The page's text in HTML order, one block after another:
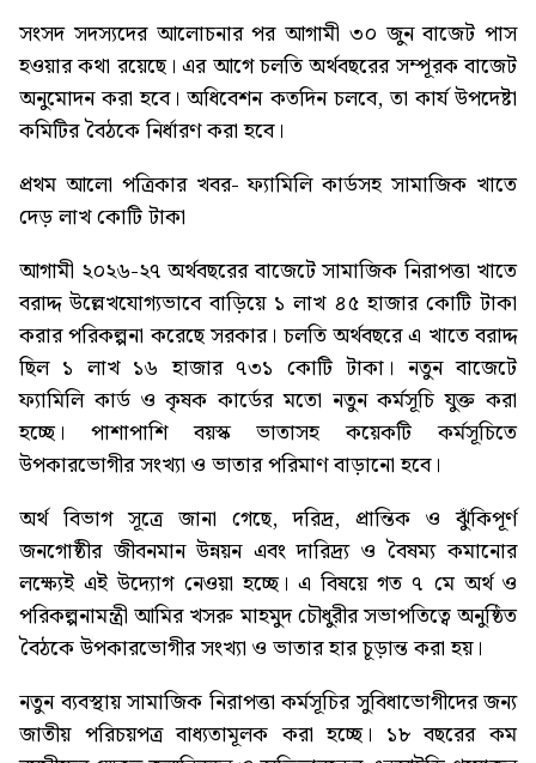
সংসদ সদস্যদের আলোচনার পর আগামী ৩০ জুন বাজেট পাস
হওয়ার কথা রয়েছে। এর আগে চলতি অর্থবছরের সম্পূরক বাজেট
অনুমোদন করা হবে। অধিবেশন কতদিন চলবে, তা কার্য উপদেষ্টা
কমিটির বৈঠকে নির্ধারণ করা হবে।
প্রথম আলো পত্রিকার খবর-ফ্যামিলি কার্ডসহ সামাজিক খাতে
দেড় লাখ কোটি টাকা
আগামী ২০২৬-২৭ অর্থবছরের বাজেটে সামাজিক নিরাপত্তা খাতে
বরাদ্দ উল্লেখযোগ্যভাবে বাড়িয়ে ১ লাখ ৪৫ হাজার কোটি টাকা
করার পরিকল্পনা করেছে সরকার। চলতি অর্থবছরে এ খাতে বরাদ্দ
ছিল ১ লাখ ১৬ হাজার ৭৩১ কোটি টাকা। নতুন বাজেটে
ফ্যামিলি কার্ড ও কৃষক কার্ডের মতো নতুন কর্মসূচি যুক্ত করা
হচ্ছে। পাশাপাশি বয়স্ক ভাতাসহ কয়েকটি কর্মসূচিতে
উপকারভোগীর সংখ্যা ও ভাতার পরিমাণ বাড়ানো হবে।
অর্থ বিভাগ সূত্রে জানা গেছে, দরিদ্র, প্রান্তিক ও ঝুঁকিপূর্ণ
জনগোষ্ঠীর জীবনমান উন্নয়ন এবং দারিদ্র্য ও বৈষম্য কমানোর
লক্ষ্যেই এই উদ্যোগ নেওয়া হচ্ছে। এ বিষয়ে গত ৭ মে অর্থ ও
পরিকল্পনামন্ত্রী আমির খসরু মাহমুদ চৌধুরীর সভাপতিত্বে অনুষ্ঠিত
বৈঠকে উপকারভোগীর সংখ্যা ও ভাতার হার চূড়ান্ত করা হয়।
নতুন ব্যবস্থায় সামাজিক নিরাপত্তা কর্মসূচির সুবিধাভোগীদের জন্য
জাতীয় পরিচয়পত্র বাধ্যতামূলক করা হচ্ছে। ১৮ বছরের কম